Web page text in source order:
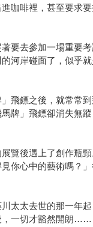
咖啡裡，甚至要
要去參加一場重要
河岸碰面了，似
飛鏢之後，就常常
馬牌」飛鏢卻消失無
覽後遇上了創作瓶
你心中的藝術嗎
太太去世的那一年
，一切才豁然開朗……